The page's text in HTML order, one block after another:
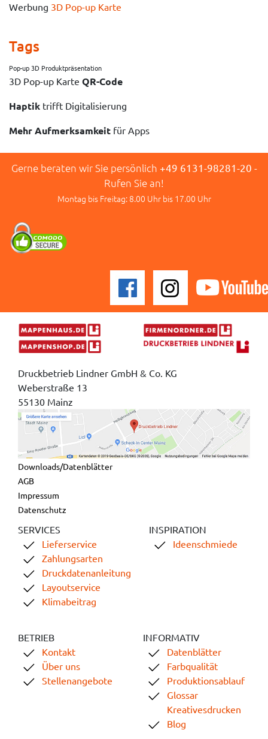
Werbung 3D Pop-up Karte
Tags
Pop-up 3D Produktpräsentation
3D Pop-up Karte QR-Code
Haptik trifft Digitalisierung
Mehr Aufmerksamkeit für Apps
Gerne beraten wir Sie persönlich +49 6131-98281-20 -
Rufen Sie an!
Montag bis Freitag: 8.00 Uhr bis 17.00 Uhr
Druckbetrieb Lindner GmbH & Co. KG
Weberstraße 13
55130 Mainz
Downloads/Datenblätter
AGB
Impressum
Datenschutz
SERVICES
Lieferservice
Zahlungsarten
Druckdatenanleitung
Layoutservice
Klimabeitrag
INSPIRATION
Ideenschmiede
BETRIEB
Kontakt
Über uns
Stellenangebote
INFORMATIV
Datenblätter
Farbqualität
Produktionsablauf
Glossar
Kreativesdrucken
Blog